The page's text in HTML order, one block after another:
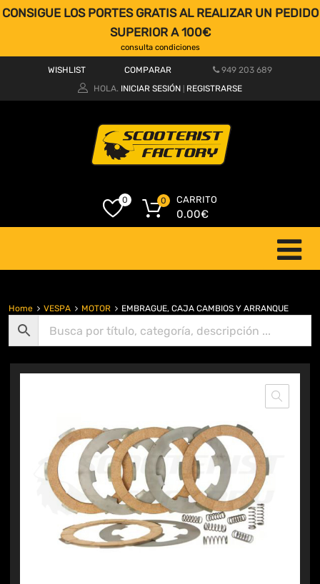
CONSIGUE LOS PORTES GRATIS AL REALIZAR UN PEDIDO
SUPERIOR A 100€
consulta condiciones
WISHLIST COMPARAR
949 203 689
HOLA. INICIAR SESIÓN REGISTRARSE
0 CARRITO
0.00€
0
Home VESPA MOTOR EMBRAGUE, CAJA CAMBIOS Y ARRANQUE